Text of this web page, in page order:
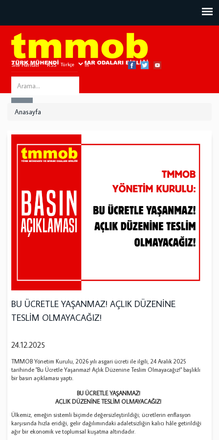
Site Haritası RSS Bize Ulaşın
Search
this
Anasayfa
BU ÜCRETLE YAŞANMAZ! AÇLIK DÜZENİNE
TESLİM OLMAYACAĞIZ!
24.12.2025
TMMOB Yönetim Kurulu, 2026 yılı asgari ücreti ile ilgili, 24 Aralık 2025
tarihinde "Bu Ücretle Yaşanmaz! Açlık Düzenine Teslim Olmayacağız!" başlıklı
bir basın açıklaması yaptı.
BU ÜCRETLE YAŞANMAZ!
AÇLIK DÜZENİNE TESLİM OLMAYACAĞIZ!
Ülkemiz, emeğin sistemli biçimde değersizleştirildiği; ücretlerin enflasyon
karşısında hızla eridiği, gelir dağılımındaki adaletsizliğin kalıcı hâle getirildiği
ağır bir ekonomik ve toplumsal kuşatma altındadır.